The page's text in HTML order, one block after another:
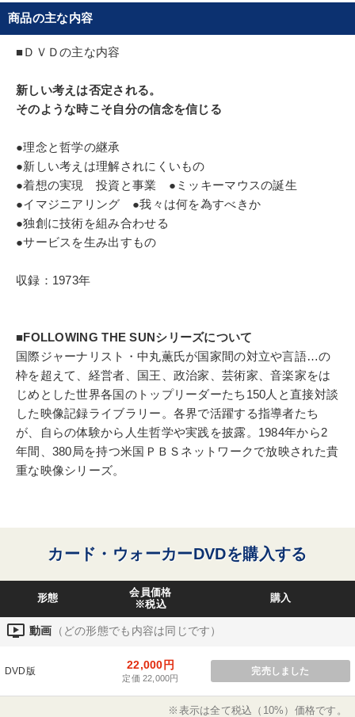
※「更新」を押すと「タグ・キーワード」を更新いただけます。
その手腕は後に会長に就任したマイケル・アイズ
ナーは「彼の経験、判断、信念の恩恵を受けたこと
に感謝する」と称えたディズニー哲学の継承者とし
商品の主な内容
■ＤＶＤの主な内容
新しい考えは否定される。
そのような時こそ自分の信念を信じる
●理念と哲学の継承
●新しい考えは理解されにくいもの
●着想の実現 投資と事業 ●ミッキーマウスの誕生
●イマジニアリング ●我々は何を為すべきか
●独創に技術を組み合わせる
●サービスを生み出すもの
収録：1973年
■FOLLOWING THE SUNシリーズについて
国際ジャーナリスト・中丸薫氏が国家間の対立や言語…の
枠を超えて、経営者、国王、政治家、芸術家、音楽家をは
じめとした世界各国のトップリーダーたち150人と直接対談
した映像記録ライブラリー。各界で活躍する指導者たち
が、自らの体験から人生哲学や実践を披露。1984年から2
年間、380局を持つ米国ＰＢＳネットワークで放映された貴
重な映像シリーズ。
カード・ウォーカーDVDを購入する
形態
会員価格
※税込
購入
ondemand_video 動画 （どの形態でも内容は同じです）
DVD版 22,000円
定価 22,000円
完売しました
※表示は全て税込（10%）価格です。